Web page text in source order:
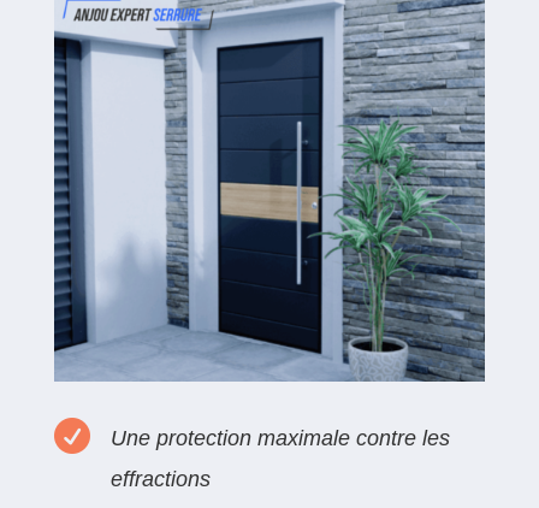

Une protection maximale contre les
effractions